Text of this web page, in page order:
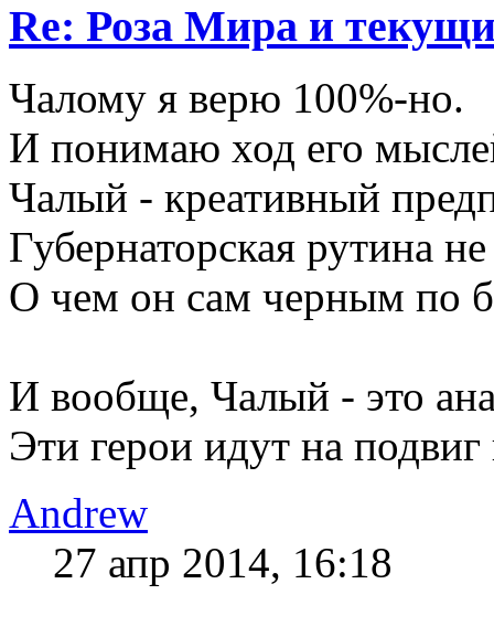
Re: Роза Мира и
Чалому я верю 100%-но.
И понимаю ход его
Чалый - креативный
Губернаторская рутина
О чем он сам черным по
И вообще, Чалый - это
Эти герои идут на
Andrew
27 апр 2014, 16:18